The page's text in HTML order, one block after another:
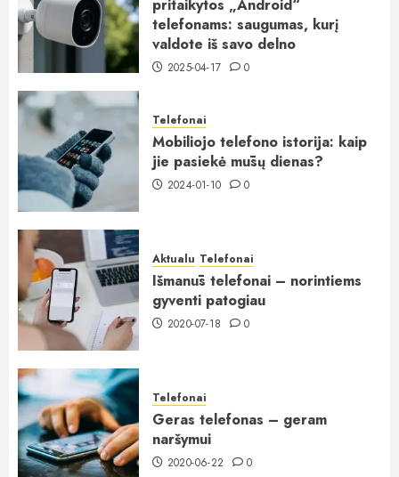
pritaikytos „Android“
telefonams: saugumas, kurį
valdote iš savo delno
2025-04-17 0
Telefonai
Mobiliojo telefono istorija: kaip
jie pasiekė mūsų dienas?
2024-01-10 0
Aktualu Telefonai
Išmanūs telefonai – norintiems
gyventi patogiau
2020-07-18 0
Telefonai
Geras telefonas – geram
naršymui
2020-06-22 0